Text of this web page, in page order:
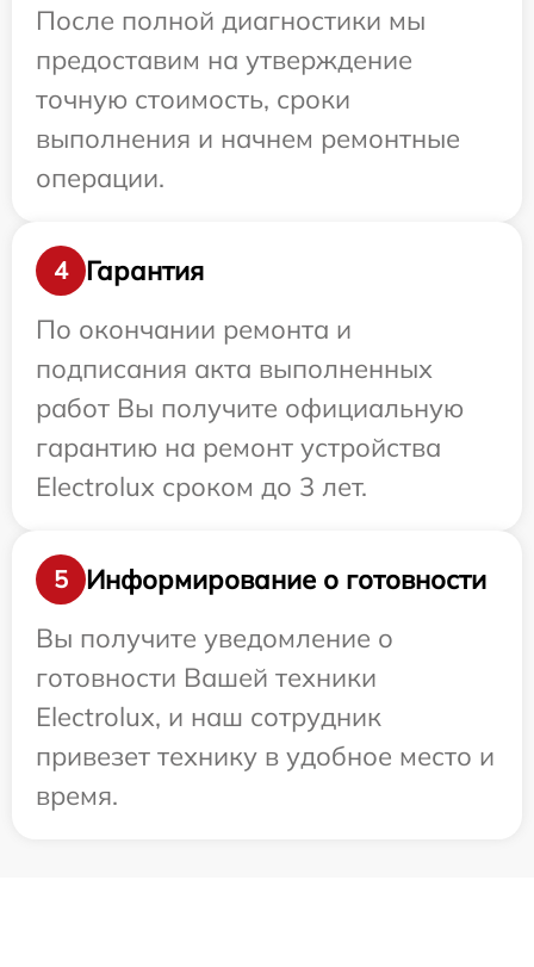
После полной диагностики мы
предоставим на утверждение
точную стоимость, сроки
выполнения и начнем ремонтные
операции.
4
Гарантия
По окончании ремонта и
подписания акта выполненных
работ Вы получите официальную
гарантию на ремонт устройства
Electrolux сроком до 3 лет.
5
Информирование о готовности
Вы получите уведомление о
готовности Вашей техники
Electrolux, и наш сотрудник
привезет технику в удобное место и
время.